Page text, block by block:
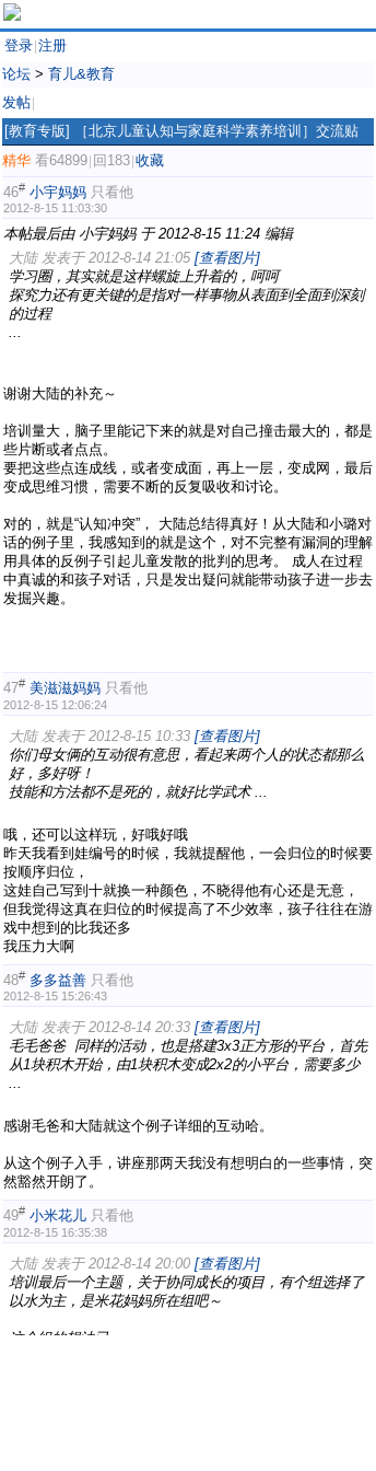
登录 注册
论坛 > 育儿&教育
发帖
[教育专版]
［北京儿童认知与家庭科学素养培训］交流贴
精华 看64899 回183 收藏
46# 小宇妈妈 只看他
2012-8-15 11:03:30
本帖最后由 小宇妈妈 于 2012-8-15 11:24 编辑
大陆 发表于 2012-8-14 21:05 [查看图片]
学习圈，其实就是这样螺旋上升着的，呵呵
探究力还有更关键的是指对一样事物从表面到全面到深刻
的过程
...
谢谢大陆的补充～
培训量大，脑子里能记下来的就是对自己撞击最大的，都是
些片断或者点点。
要把这些点连成线，或者变成面，再上一层，变成网，最后
变成思维习惯，需要不断的反复吸收和讨论。
对的，就是“认知冲突”， 大陆总结得真好！从大陆和小璐对
话的例子里，我感知到的就是这个，对不完整有漏洞的理解
用具体的反例子引起儿童发散的批判的思考。 成人在过程
中真诚的和孩子对话，只是发出疑问就能带动孩子进一步去
发掘兴趣。
47# 美滋滋妈妈 只看他
2012-8-15 12:06:24
大陆 发表于 2012-8-15 10:33 [查看图片]
你们母女俩的互动很有意思，看起来两个人的状态都那么
好，多好呀！
技能和方法都不是死的，就好比学武术 ...
哦，还可以这样玩，好哦好哦
昨天我看到娃编号的时候，我就提醒他，一会归位的时候要
按顺序归位，
这娃自己写到十就换一种颜色，不晓得他有心还是无意，
但我觉得这真在归位的时候提高了不少效率，孩子往往在游
戏中想到的比我还多
我压力大啊
48# 多多益善 只看他
2012-8-15 15:26:43
大陆 发表于 2012-8-14 20:33 [查看图片]
毛毛爸爸 同样的活动，也是搭建3x3正方形的平台，首先
从1块积木开始，由1块积木变成2x2的小平台，需要多少
...
感谢毛爸和大陆就这个例子详细的互动哈。
从这个例子入手，讲座那两天我没有想明白的一些事情，突
然豁然开朗了。
49# 小米花儿 只看他
2012-8-15 16:35:38
大陆 发表于 2012-8-14 20:00 [查看图片]
培训最后一个主题，关于协同成长的项目，有个组选择了
以水为主，是米花妈妈所在组吧～
这个组的想法已 ...